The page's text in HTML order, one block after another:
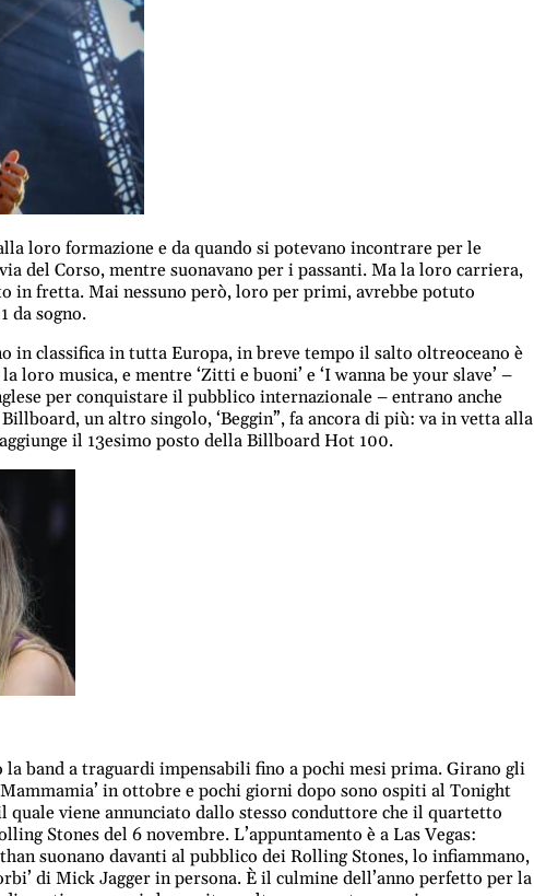
loro formazione e da quando si potevano incontrare per le
del Corso, mentre suonavano per i passanti. Ma la loro carriera,
in fretta. Mai nessuno però, loro per primi, avrebbe potuto
da sogno.
in classifica in tutta Europa, in breve tempo il salto oltreoceano è
loro musica, e mentre ‘Zitti e buoni’ e ‘I wanna be your slave’ –
per conquistare il pubblico internazionale – entrano anche
un altro singolo, ‘Beggin”, fa ancora di più: va in vetta alla
il 13esimo posto della Billboard Hot 100.
band a traguardi impensabili fino a pochi mesi prima. Girano gli
in ottobre e pochi giorni dopo sono ospiti al Tonight
viene annunciato dallo stesso conduttore che il quartetto
Stones del 6 novembre. L’appuntamento è a Las Vegas:
suonano davanti al pubblico dei Rolling Stones, lo infiammano,
di Mick Jagger in persona. È il culmine dell’anno perfetto per la